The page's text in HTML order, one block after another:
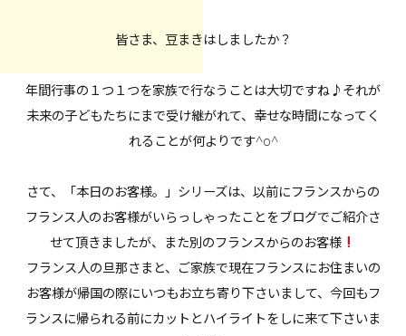
皆さま、豆まきはしましたか？
年間行事の１つ１つを家族で行なうことは大切ですね♪それが
未来の子どもたちにまで受け継がれて、幸せな時間になってく
れることが何よりです^o^
さて、「本日のお客様。」シリーズは、以前にフランスからの
フランス人のお客様がいらっしゃったことをブログでご紹介さ
せて頂きましたが、また別のフランスからのお客様
フランス人の旦那さまと、ご家族で現在フランスにお住まいの
お客様が帰国の際にいつもお立ち寄り下さいまして、今回もフ
ランスに帰られる前にカットとハイライトをしに来て下さいま